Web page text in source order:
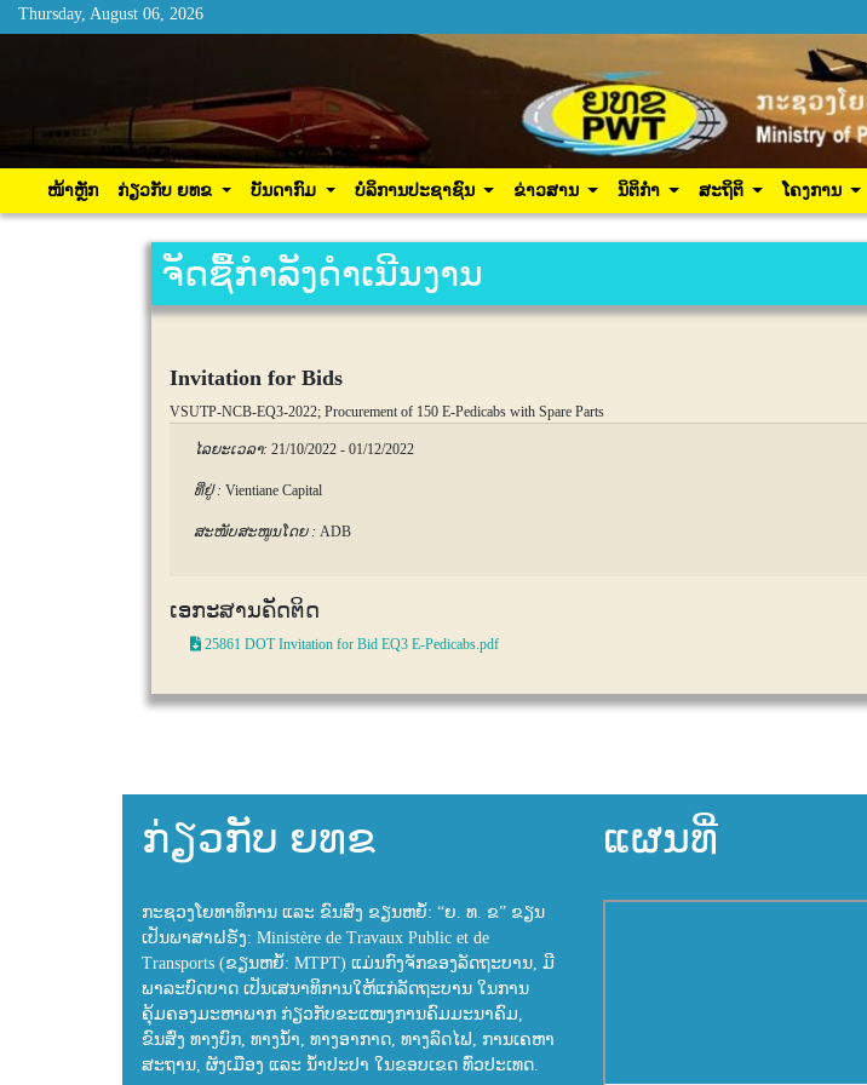
Thursday, August 06, 2026
ໜ້າຫຼັກ ກ່ຽວກັບ ຍທຂ ບັນດາກົມ ບໍລິການປະຊາຊົນ ຂ່າວສານ ນິຕິກຳ ສະຖິຕິ
Thursday, August 06, 2026
ໜ້າຫຼັກ ກ່ຽວກັບ ຍທຂ ບັນດາກົມ ບໍລິການປະຊາຊົນ ຂ່າວສານ ນິຕິກຳ ສະຖິຕິ ໂຄງການ
ຈັດຊື້ກຳລັງດຳເນີນງານ
Invitation for Bids
VSUTP-NCB-EQ3-2022; Procurement of 150 E-Pedicabs with Spare Parts
ໄລຍະເວລາ: 21/10/2022 - 01/12/2022
ທີ່ຢູ່ : Vientiane Capital
ສະໜັບສະໜູນໂດຍ : ADB
ເອກະສານຄັດຕິດ
25861 DOT Invitation for Bid EQ3 E-Pedicabs.pdf
ກ່ຽວກັບ ຍທຂ
ກະຊວງໂຍທາທິການ ແລະ ຂົນສົ່ງ ຂຽນຫຍໍ້: “ຍ. ທ. ຂ” ຂຽນ
ເປັນພາສາຝຣັ່ງ: Ministère de Travaux Public et de
Transports (ຂຽນຫຍໍ້: MTPT) ແມ່ນກົງຈັກຂອງລັດຖະບານ, ມີ
ພາລະບົດບາດ ເປັນເສນາທິການໃຫ້ແກ່ລັດຖະບານ ໃນການ
ຄຸ້ມຄອງມະຫາພາກ ກ່ຽວກັບຂະແໜງການຄົມມະນາຄົມ,
ຂົນສົ່ງ ທາງບົກ, ທາງນ້ຳ, ທາງອາກາດ, ທາງລົດໄຟ, ການເຄຫາ
ສະຖານ, ຜັງເມືອງ ແລະ ນ້ຳປະປາ ໃນຂອບເຂດ ທົ່ວປະເທດ.
ແຜນທີ່